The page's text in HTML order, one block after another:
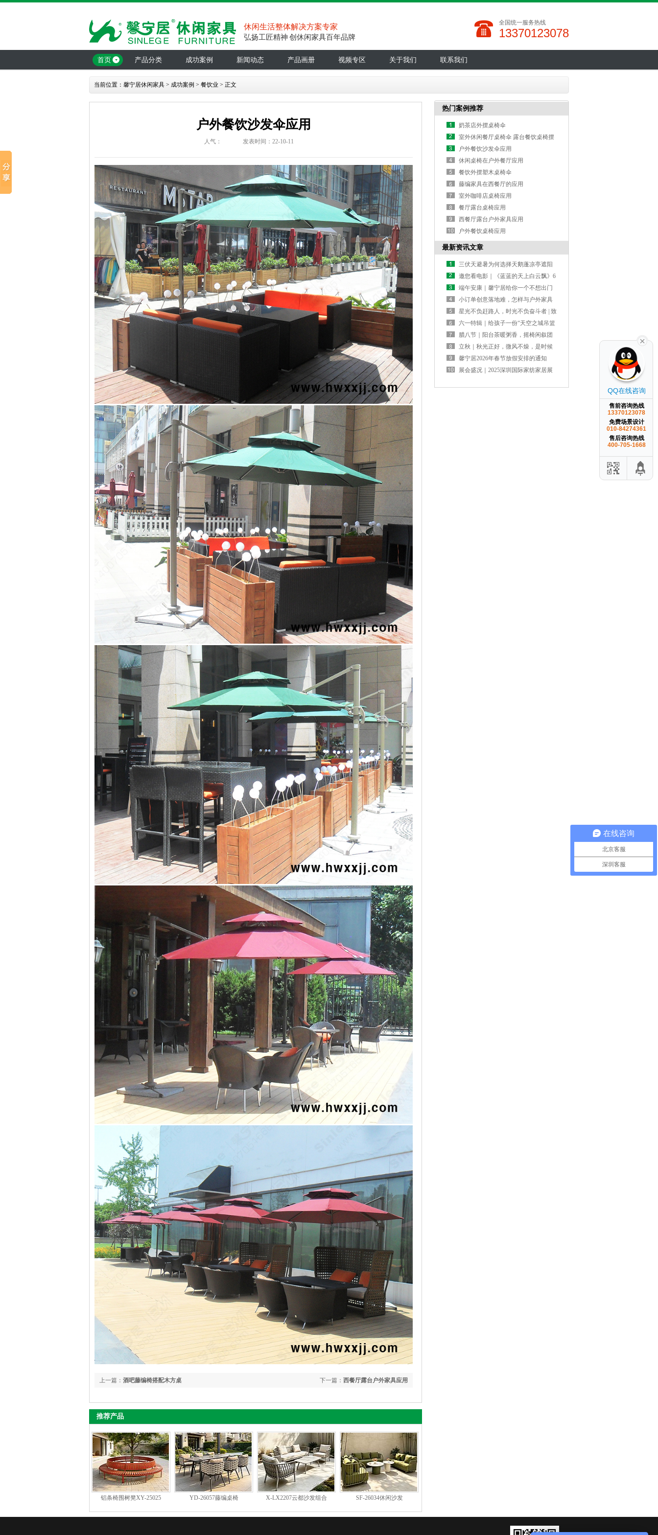
休闲生活整体解决方案专家
弘扬工匠精神 创休闲家具百年品牌
全国统一服务热线
13370123078
首页 产品分类 成功案例 新闻动态 产品画册 视频专区 关于我们 联系我们
当前位置： 馨宁居休闲家具 > 成功案例 > 餐饮业 > 正文
户外餐饮沙发伞应用
人气： 发表时间：22-10-11
下一篇： 西餐厅露台户外家具应用
上一篇： 酒吧藤编椅搭配木方桌
推荐产品
铝条椅围树凳XY-25025 YD-26057藤编桌椅 X-LX2207云都沙发组合 SF-26034休闲沙发
热门案例推荐
奶茶店外摆桌椅伞
室外休闲餐厅桌椅伞 露台餐饮桌椅摆
放方案
户外餐饮沙发伞应用
休闲桌椅在户外餐厅应用
餐饮外摆塑木桌椅伞
藤编家具在西餐厅的应用
室外咖啡店桌椅应用
餐厅露台桌椅应用
西餐厅露台户外家具应用
户外餐饮桌椅应用
最新资讯文章
三伏天避暑为何选择天鹅蓬凉亭遮阳
避暑
邀您看电影｜《蓝蓝的天上白云飘》6
月30日全国公映，馨宁居萨纳营地的
草原生活首登大银幕
端午安康｜馨宁居给你一个不想出门
的理由
小订单创意落地难，怎样与户外家具
源头工厂合作？
星光不负赶路人，时光不负奋斗者 | 致
2026届高考生
六一特辑｜给孩子一份“天空之城吊篮
礼物”
腊八节｜阳台茶暖粥香，摇椅闲叙团
圆
立秋｜秋光正好，微风不燥，是时候
给庭院换一套“秋装”了
馨宁居2026年春节放假安排的通知
展会盛况｜2025深圳国际家纺家居展
QQ在线咨询
售前咨询热线
13370123078
免费场景设计
010-84274361
售后咨询热线
400-705-1668
在线咨询
北京客服
深圳客服